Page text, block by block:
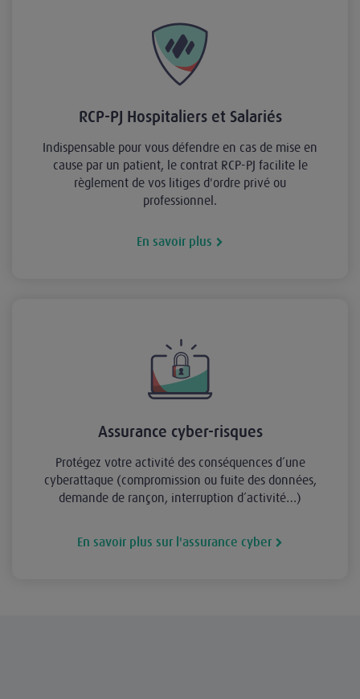
RCP-PJ Hospitaliers et Salariés
Indispensable pour vous défendre en cas de mise en
cause par un patient, le contrat RCP-PJ facilite le
règlement de vos litiges d'ordre privé ou
professionnel.
En savoir plus
Assurance cyber-risques
Protégez votre activité des conséquences d’une
cyberattaque (compromission ou fuite des données,
demande de rançon, interruption d’activité…)
En savoir plus sur l'assurance cyber